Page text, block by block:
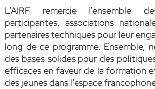
L’AIRF remercie l’ensemble
participantes, associations
partenaires techniques pour leur
long de ce programme. Ensemble,
des bases solides pour des
efficaces en faveur de la formation
des jeunes dans l’espace